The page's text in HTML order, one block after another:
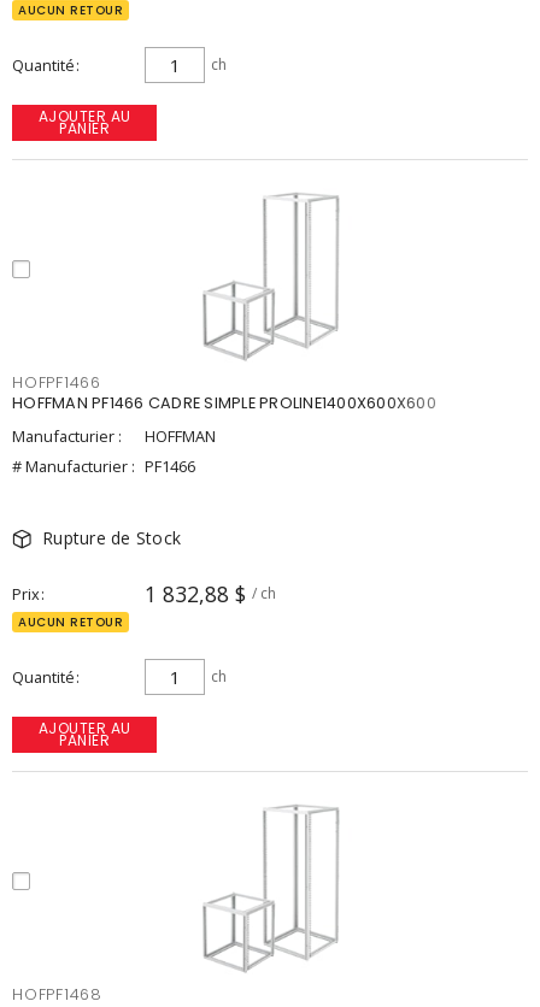
AUCUN RETOUR
Quantité ch
AJOUTER AU
PANIER
HOFPF1466
HOFFMAN PF1466 CADRE SIMPLE PROLINE1400X600X600
Manufacturier :
HOFFMAN
# Manufacturier : PF1466
Rupture de Stock
Prix 1 832,88 $ / ch
AUCUN RETOUR
Quantité ch
AJOUTER AU
PANIER
HOFPF1468